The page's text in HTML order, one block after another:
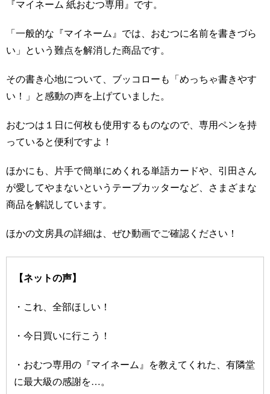
『マイネーム 紙おむつ専用』です。
「一般的な『マイネーム』では、おむつに名前を書きづら
い」という難点を解消した商品です。
その書き心地について、ブッコローも「めっちゃ書きやす
い！」と感動の声を上げていました。
おむつは１日に何枚も使用するものなので、専用ペンを持
っていると便利ですよ！
ほかにも、片手で簡単にめくれる単語カードや、引田さん
が愛してやまないというテープカッターなど、さまざまな
商品を解説しています。
ほかの文房具の詳細は、ぜひ動画でご確認ください！
【ネットの声】
・これ、全部ほしい！
・今日買いに行こう！
・おむつ専用の『マイネーム』を教えてくれた、有隣堂
に最大級の感謝を…。